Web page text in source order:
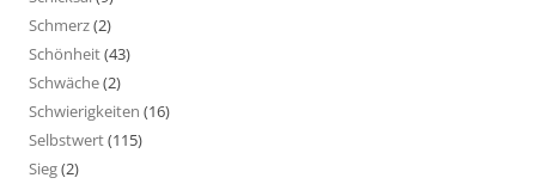
Schmerz(2)
Schönheit(43)
Schwäche(2)
Schwierigkeiten (16)
Selbstwert(115)
Sieg(2)